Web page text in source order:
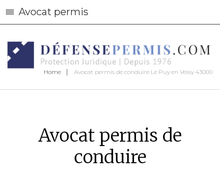
Avocat permis
Home Avocat permis de conduire Le Puy en Velay 43000
Avocat permis de
conduire